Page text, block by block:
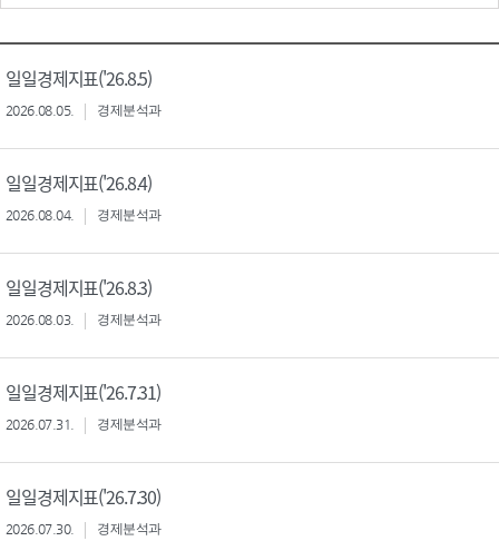
일일경제지표('26.8.5)
2026.08.05. 경제분석과
일일경제지표('26.8.4)
2026.08.04. 경제분석과
일일경제지표('26.8.3)
2026.08.03. 경제분석과
일일경제지표('26.7.31)
2026.07.31. 경제분석과
일일경제지표('26.7.30)
2026.07.30. 경제분석과